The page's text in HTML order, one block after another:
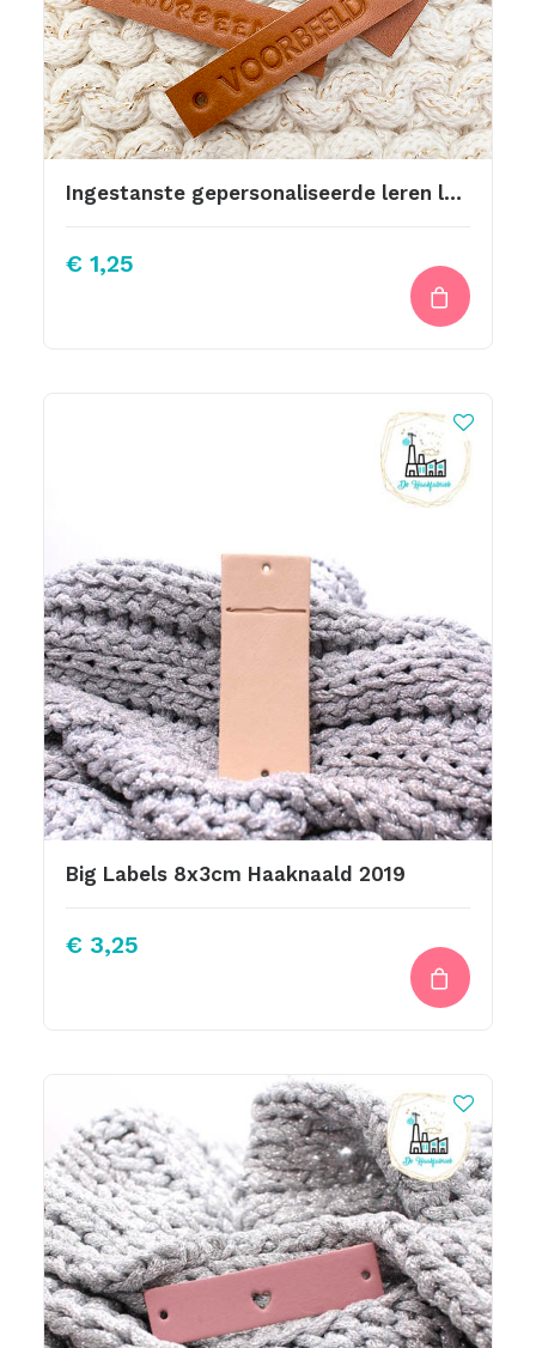
Ingestanste gepersonaliseerde leren labels
€ 1,25
Big Labels 8x3cm Haaknaald 2019
€ 3,25